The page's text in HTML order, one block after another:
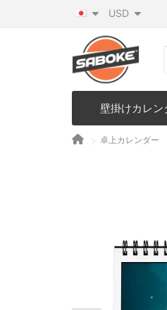
USD
壁掛けカレン
卓上カレンダー